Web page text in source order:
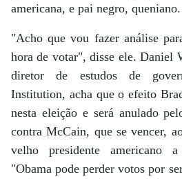
americana, e pai negro, queniano.
"Acho que vou fazer análise
hora de votar", disse ele. Daniel
diretor de estudos de
Institution, acha que o efeito
nesta eleição e será anulado
contra McCain, que se vencer,
velho presidente americano
"Obama pode perder votos por